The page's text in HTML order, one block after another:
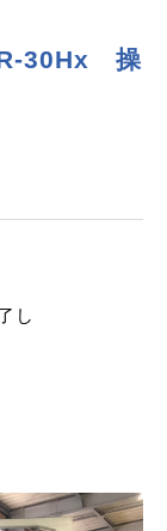
30Hx 操
し